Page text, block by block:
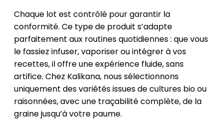
Chaque lot est contrôlé pour garantir la
conformité. Ce type de produit s’adapte
parfaitement aux routines quotidiennes : que vous
le fassiez infuser, vaporiser ou intégrer à vos
recettes, il offre une expérience fluide, sans
artifice. Chez Kalikana, nous sélectionnons
uniquement des variétés issues de cultures bio ou
raisonnées, avec une traçabilité complète, de la
graine jusqu’à votre paume.